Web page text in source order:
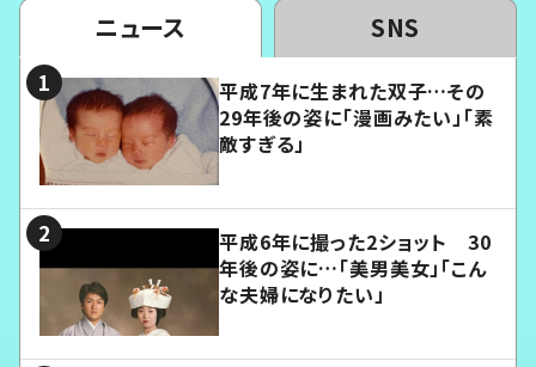
ニュース SNS
平成7年に生まれた双子…その
29年後の姿に「漫画みたい」「素
敵すぎる」
平成6年に撮った2ショット 30
年後の姿に…「美男美女」「こん
な夫婦になりたい」